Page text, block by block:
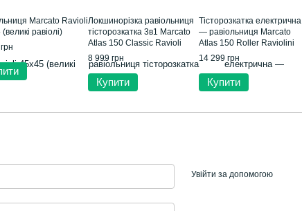
Marcato Ravioli
равіолі)
Локшинорізка равіольниця
тісторозкатка 3в1 Marcato
Atlas 150 Classic Ravioli
8 999 грн
Купити
Тісторозкатка електрична
— равіольниця Marcato
Atlas 150 Roller Raviolini
Motor
14 299 грн
Купити
Увійти за допомогою